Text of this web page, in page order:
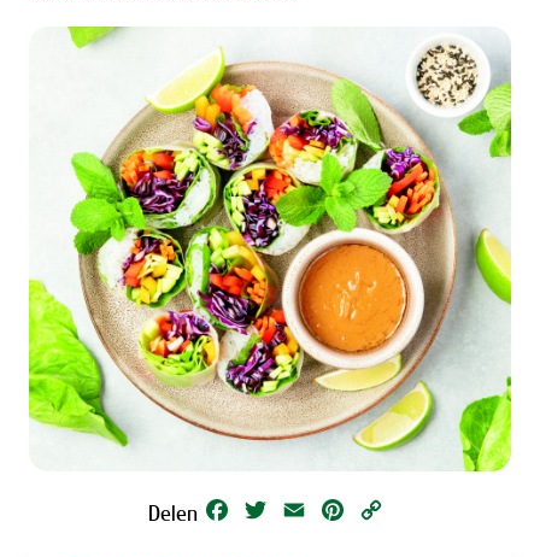
Delen Facebook
Twitter Email Pinterest